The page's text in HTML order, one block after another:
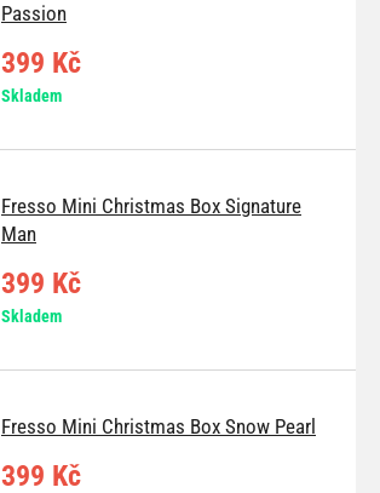
Passion
399 Kč
Skladem
Fresso Mini Christmas Box Signature
Man
399 Kč
Skladem
Fresso Mini Christmas Box Snow Pearl
399 Kč